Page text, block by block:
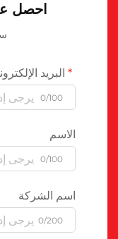
احصل
البريد
0/100
الاسم
0/100
اسم الشركة
0/200